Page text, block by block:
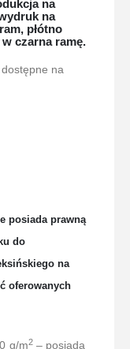
na
na
płótno
czarna ramę.
na
posiada prawną
do
na
oferowanych
g/m2– posiada